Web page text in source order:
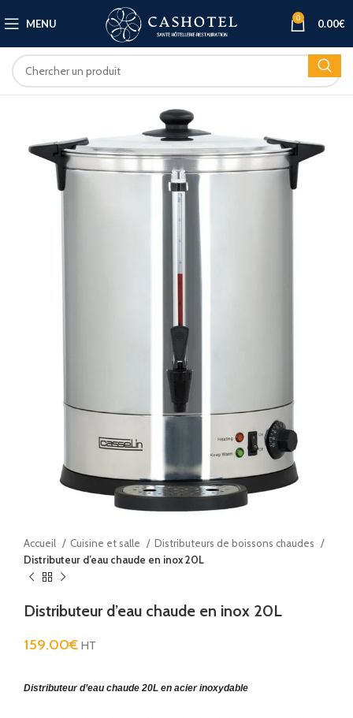
MENU 0 0.00€
Accueil Cuisine et salle
Distributeurs de boissons chaudes
Distributeur d’eau chaude en inox 20L
Distributeur d’eau chaude en inox 20L
159.00€ HT
Distributeur d’eau chaude 20L en acier inoxydable